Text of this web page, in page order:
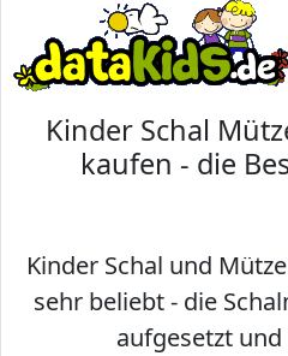
Kinder Schal
kaufen - die
Kinder Schal und
sehr beliebt - die
aufgesetzt